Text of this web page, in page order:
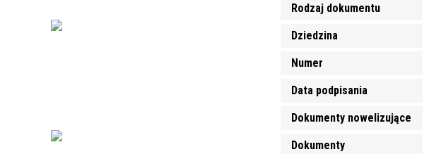
Rodzaj dokumentu
Dziedzina
Numer
Data podpisania
Dokumenty nowelizujące
Dokumenty